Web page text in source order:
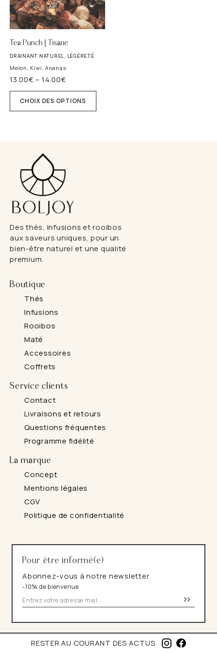
Tea Punch | Tisane
DRAINANT NATUREL, LÉGÈRETÉ
Melon, Kiwi, Ananas
13.00€ – 14.00€
Plage
de
prix :
13.00€
CHOIX DES OPTIONS
produit
plusieurs
choisies
sur
page
du
produit
Des thés, infusions et rooibos
aux saveurs uniques, pour un
bien-être naturel et une qualité
premium.
Boutique
Thés
Infusions
Rooibos
Maté
Accessoires
Coffrets
Service clients
Contact
Livraisons et retours
Questions fréquentes
Programme fidélité
La marque
Concept
Mentions légales
CGV
Politique de confidentialité
Pour être informé(e)
Abonnez-vous à notre newsletter
-10% de bienvenue
>>
RESTER AU COURANT DES ACTUS